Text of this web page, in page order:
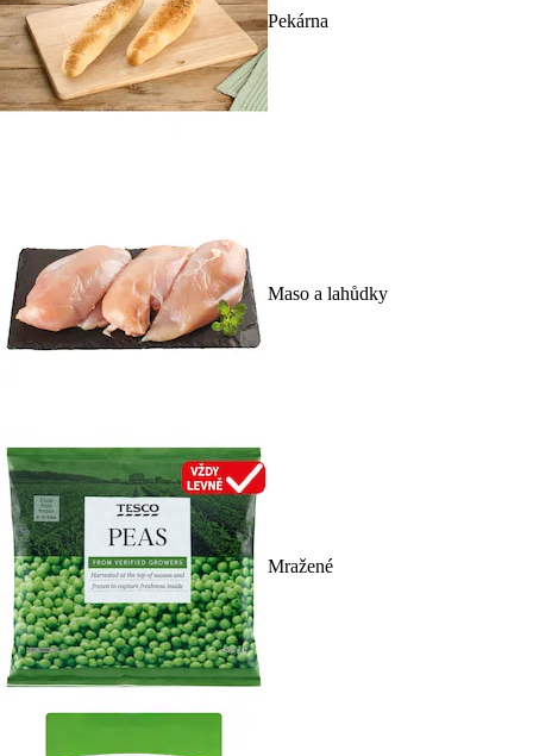
Pekárna
Maso a lahůdky
Mražené